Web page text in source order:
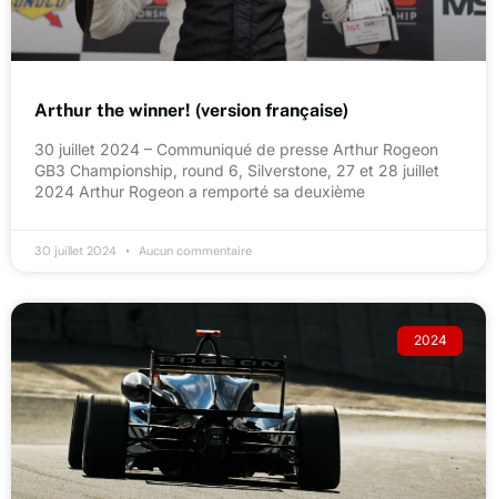
Arthur the winner! (version française)
30 juillet 2024 – Communiqué de presse Arthur Rogeon
GB3 Championship, round 6, Silverstone, 27 et 28 juillet
2024 Arthur Rogeon a remporté sa deuxième
30 juillet 2024 Aucun commentaire
2024